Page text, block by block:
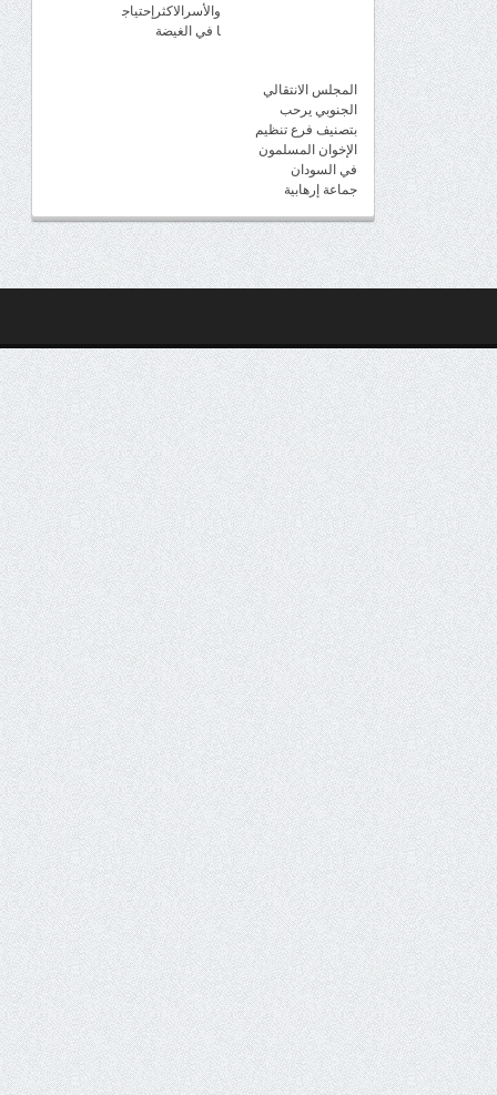
والأسرالاكثرإحتياج
ا في الغيضة
المجلس الانتقالي
الجنوبي يرحب
بتصنيف فرع تنظيم
الإخوان المسلمون
في السودان
جماعة إرهابية